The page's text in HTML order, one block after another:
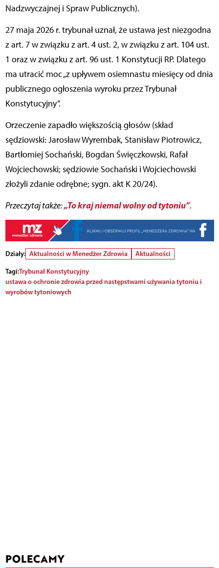
Nadzwyczajnej i Spraw Publicznych).
27 maja 2026 r. trybunał uznał, że ustawa jest niezgodna
z art. 7 w związku z art. 4 ust. 2, w związku z art. 104 ust.
1 oraz w związku z art. 96 ust. 1 Konstytucji RP. Dlatego
ma utracić moc „z upływem osiemnastu miesięcy od dnia
publicznego ogłoszenia wyroku przez Trybunał
Konstytucyjny”.
Orzeczenie zapadło większością głosów (skład
sędziowski: Jarosław Wyrembak, Stanisław Piotrowicz,
Bartłomiej Sochański, Bogdan Święczkowski, Rafał
Wojciechowski; sędziowie Sochański i Wojciechowski
złożyli zdanie odrębne; sygn. akt K 20/24).
Przeczytaj także:„To kraj niemal wolny od tytoniu”.
Działy: Aktualności w Menedżer Zdrowia
Aktualności
Tagi:Trybunał Konstytucyjny
ustawa o ochronie zdrowia przed następstwami używania tytoniu i
wyrobów tytoniowych
POLECAMY